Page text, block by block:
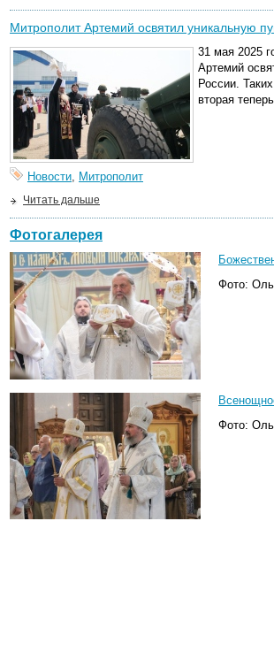
Митрополит Артемий освятил уникальную
31 мая 2025
Артемий
России.
вторая
Новости, Митрополит
Читать дальше
Фотогалерея
Фото:
Фото: